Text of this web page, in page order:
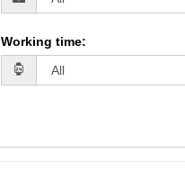
Working time: